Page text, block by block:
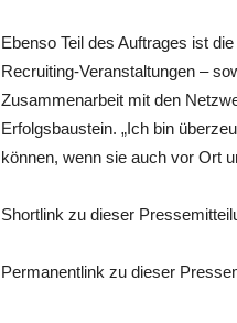
Ebenso Teil des Auftrages ist
Recruiting-Veranstaltungen –
Zusammenarbeit mit den
Erfolgsbaustein. „Ich bin
können, wenn sie auch vor Ort
Shortlink zu dieser
Permanentlink zu dieser